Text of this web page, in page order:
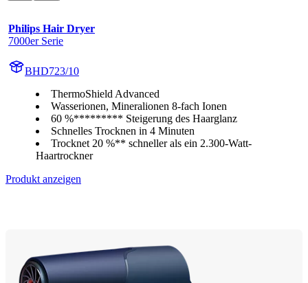
Philips Hair Dryer
7000er Serie
BHD723/10
ThermoShield Advanced
Wasserionen, Mineralionen 8-fach Ionen
60 %********* Steigerung des Haarglanz
Schnelles Trocknen in 4 Minuten
Trocknet 20 %** schneller als ein 2.300-Watt-
Haartrockner
Produkt anzeigen